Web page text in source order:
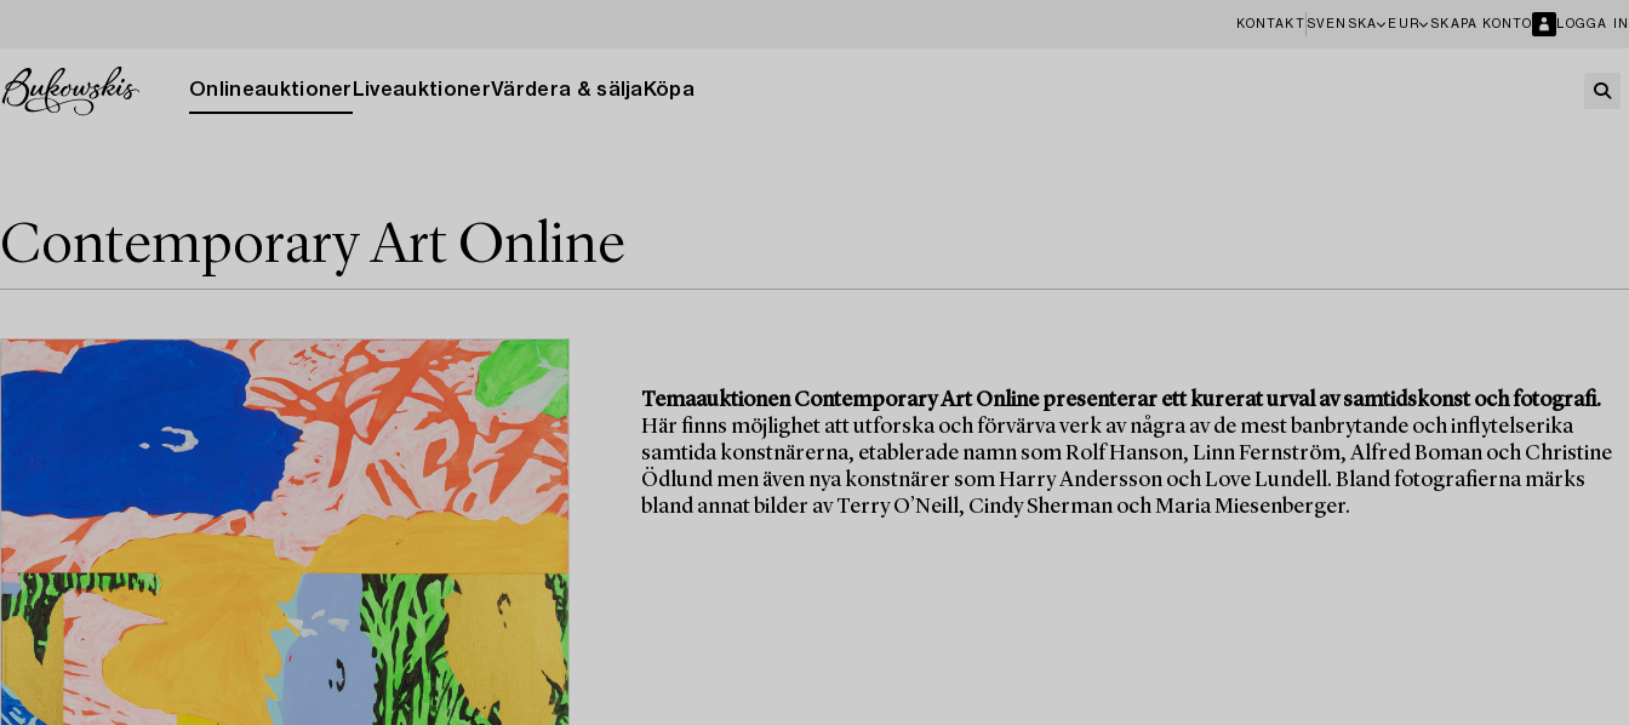
KONTAKT SVENSKA EUR SKAPA KONTO LOGGA IN
Onlineauktioner LiveauktionerVärdera & sälja Köpa
Contemporary Art Online
Temaauktionen Contemporary Art Online presenterar ett kurerat urval av samtidskonst och fotografi.
Här finns möjlighet att utforska och förvärva verk av några av de mest banbrytande och inflytelserika
samtida konstnärerna, etablerade namn som Rolf Hanson, Linn Fernström, Alfred Boman och Christine
Ödlund men även nya konstnärer som Harry Andersson och Love Lundell. Bland fotografierna märks
bland annat bilder av Terry O’Neill, Cindy Sherman och Maria Miesenberger.